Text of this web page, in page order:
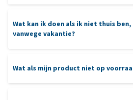
Wat kan ik doen als ik niet thuis
vanwege vakantie?
Wat als mijn product niet op